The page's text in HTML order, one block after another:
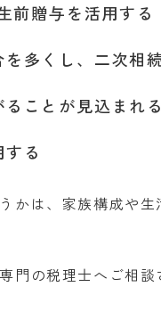
前贈与を活用する
多くし、二次相
ことが見込まれ
る
かは、家族構成や
の税理士へご相談